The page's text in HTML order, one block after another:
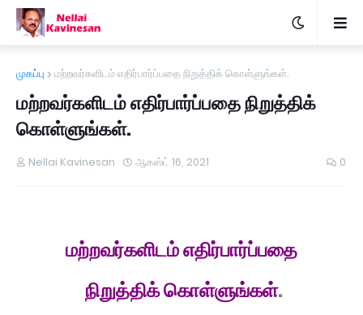
முகப்பு மற்றவர்களிடம் எதிர்பார்ப்பதை நிறுத்திக் கொள்ளுங்கள்.
மற்றவர்களிடம் எதிர்பார்ப்பதை நிறுத்திக்
கொள்ளுங்கள்.
Nellai Kavinesan ஆகஸ்ட் 16, 2021 0
மற்றவர்களிடம் எதிர்பார்ப்பதை
நிறுத்திக் கொள்ளுங்கள்.